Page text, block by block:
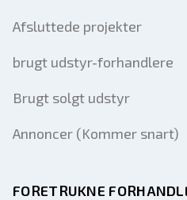
Afsluttede projekter
brugt udstyr-forhandlere
Brugt solgt udstyr
Annoncer (Kommer snart)
FORETRUKNE